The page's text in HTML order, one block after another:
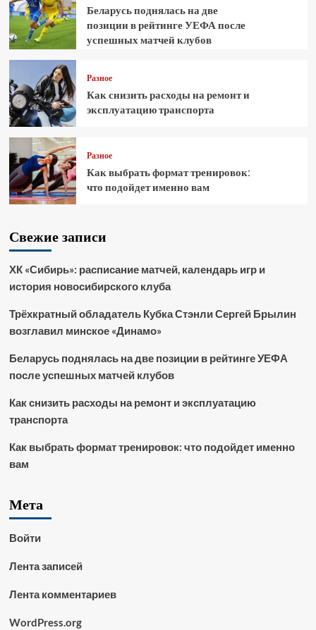
Беларусь поднялась на две
позиции в рейтинге УЕФА после
успешных матчей клубов
Разное
Как снизить расходы на ремонт и
эксплуатацию транспорта
Разное
Как выбрать формат тренировок:
что подойдет именно вам
Свежие записи
ХК «Сибирь»: расписание матчей, календарь игр и
история новосибирского клуба
Трёхкратный обладатель Кубка Стэнли Сергей Брылин
возглавил минское «Динамо»
Беларусь поднялась на две позиции в рейтинге УЕФА
после успешных матчей клубов
Как снизить расходы на ремонт и эксплуатацию
транспорта
Как выбрать формат тренировок: что подойдет именно
вам
Мета
Войти
Лента записей
Лента комментариев
WordPress.org